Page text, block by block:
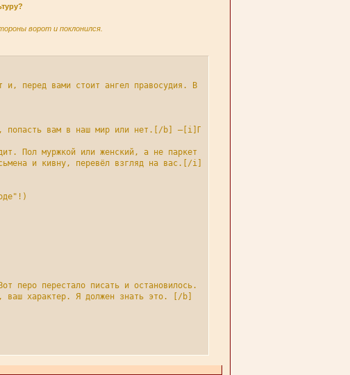
ворот и поклонился.
вами стоит ангел правосудия. В одной руке у него меч, а в
попасть вам в наш мир или нет.[/b] –[i]Проговорил ангел, опустив
Пол муржкой или женский, а не паркет линолиум…[/u]
и кивну, перевёл взгляд на вас.[/i]
перо перестало писать и остановилось.  Рядом с Александром
ваш характер. Я должен знать это. [/b]